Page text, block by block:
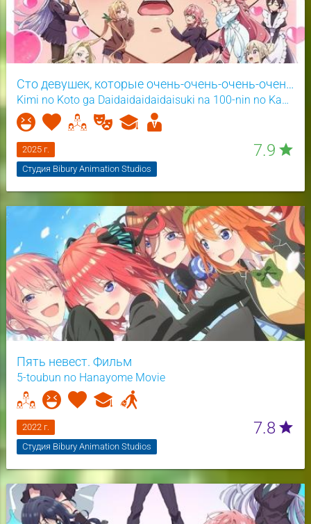
Сто девушек, которые очень-очень-очень-очень-очень сильно тебя любят 2 сезон
Kimi no Koto ga Daidaidaidaidaisuki na 100-nin no Kanojo 2nd Season
7.9 star
2025 г.
Студия Bibury Animation Studios
Пять невест. Фильм
5-toubun no Hanayome Movie
7.8 star
2022 г.
Студия Bibury Animation Studios